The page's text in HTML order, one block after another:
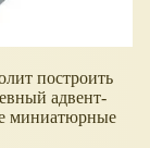
построить
адвент-
миниатюрные